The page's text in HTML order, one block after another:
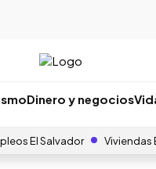
Dinero y negocios
El Salvador Viviendas